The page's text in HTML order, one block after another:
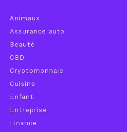
Animaux
Assurance auto
Beauté
CBD
Cryptomonnaie
Cuisine
Enfant
Entreprise
Finance